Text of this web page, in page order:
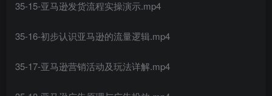
35-15-亚马逊发货流程实操演示.mp4
35-16-初步认识亚马逊的流量逻辑.mp4
35-17-亚马逊营销活动及玩法详解.mp4